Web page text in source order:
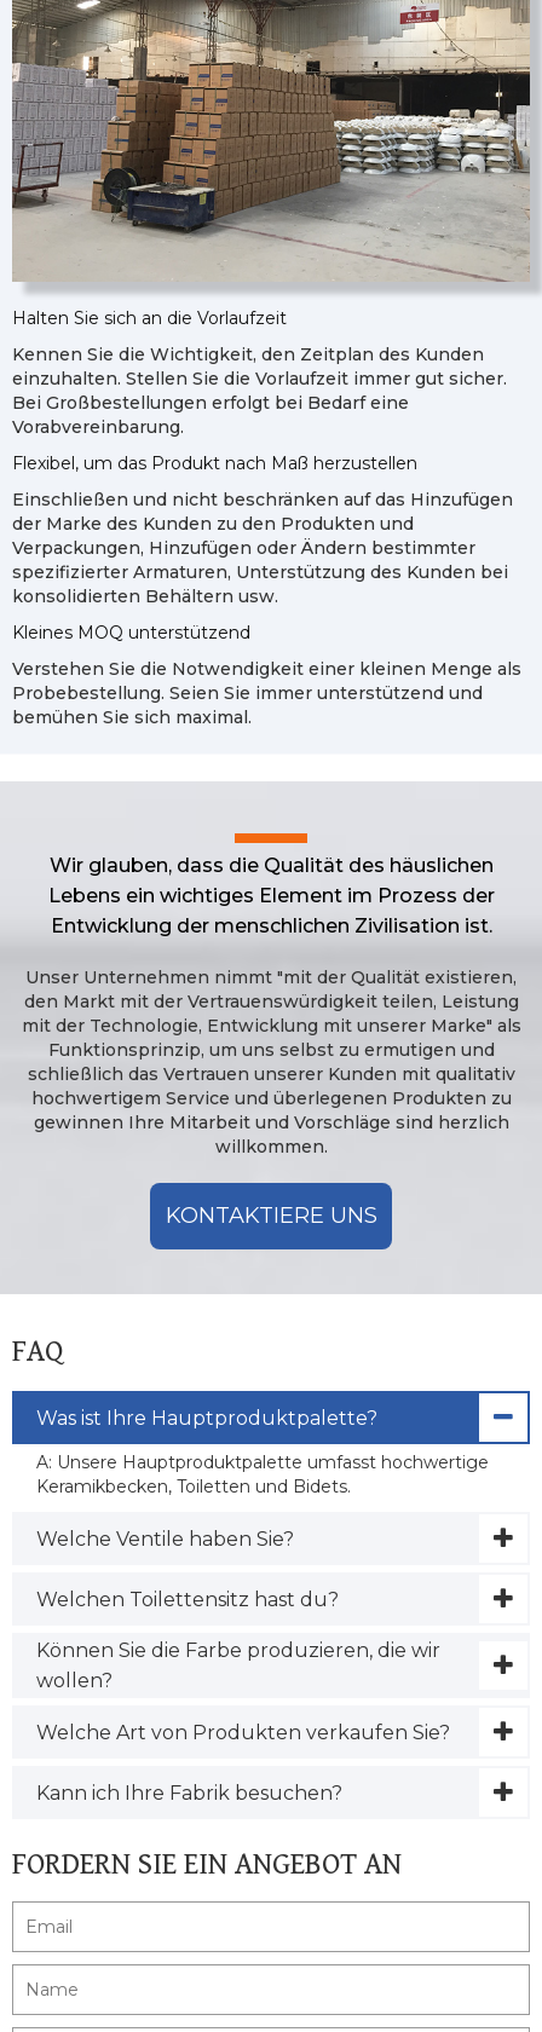
Halten Sie sich an die Vorlaufzeit
Kennen Sie die Wichtigkeit, den Zeitplan des Kunden
einzuhalten. Stellen Sie die Vorlaufzeit immer gut sicher.
Bei Großbestellungen erfolgt bei Bedarf eine
Vorabvereinbarung.
Flexibel, um das Produkt nach Maß herzustellen
Einschließen und nicht beschränken auf das Hinzufügen
der Marke des Kunden zu den Produkten und
Verpackungen, Hinzufügen oder Ändern bestimmter
spezifizierter Armaturen, Unterstützung des Kunden bei
konsolidierten Behältern usw.
Kleines MOQ unterstützend
Verstehen Sie die Notwendigkeit einer kleinen Menge als
Probebestellung. Seien Sie immer unterstützend und
bemühen Sie sich maximal.
Wir glauben, dass die Qualität des häuslichen
Lebens ein wichtiges Element im Prozess der
Entwicklung der menschlichen Zivilisation ist.
Unser Unternehmen nimmt "mit der Qualität existieren,
den Markt mit der Vertrauenswürdigkeit teilen, Leistung
mit der Technologie, Entwicklung mit unserer Marke" als
Funktionsprinzip, um uns selbst zu ermutigen und
schließlich das Vertrauen unserer Kunden mit qualitativ
hochwertigem Service und überlegenen Produkten zu
gewinnen Ihre Mitarbeit und Vorschläge sind herzlich
willkommen.
KONTAKTIERE UNS
FAQ
Was ist Ihre Hauptproduktpalette?
A: Unsere Hauptproduktpalette umfasst hochwertige
Keramikbecken, Toiletten und Bidets.
Welche Ventile haben Sie?
Welchen Toilettensitz hast du?
Können Sie die Farbe produzieren, die wir
wollen?
Welche Art von Produkten verkaufen Sie?
Kann ich Ihre Fabrik besuchen?
FORDERN SIE EIN ANGEBOT AN